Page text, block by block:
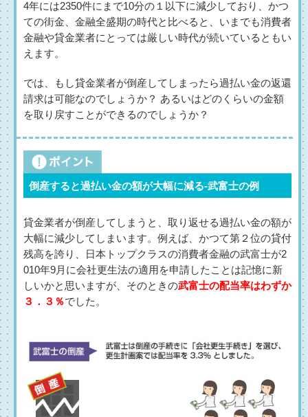
4年には2350件にまで10分の１以下に減少しており、かつ
ての街金、金融全盛期の時代と比べると、いまでも消費者
金融や貸金業者にとっては厳しい時代が続いているともい
えます。
では、もし貸金業者が倒産してしまったら過払い金の返還
請求は可能なのでしょうか？ あるいはどのくらいの金額
を取り戻すことができるのでしょうか？
倒産すると過払い金の額が大幅に減る-武富士の例
貸金業者が倒産してしまうと、取り返せる過払い金の額が
大幅に減少してしまいます。例えば、かつて第２位の貸付
残高を誇り、日本トップクラスの消費者金融の武富士が2
010年9月に会社更生法の適用を申請したことは記憶に新
しいかと思いますが、そのときの武富士の配当率はわずか
３．３％でした。